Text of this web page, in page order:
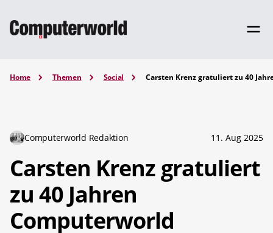
Home Themen Social Carsten Krenz gratuliert zu 40
Computerworld Redaktion 11. Aug 2025
Carsten Krenz gratuliert
zu 40 Jahren
Computerworld